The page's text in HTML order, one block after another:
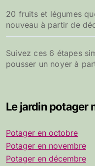
20 fruits et légumes
nouveau à partir de
Suivez ces 6 étapes
pousser un noyer à
Le jardin potager
Potager en octobre
Potager en novembre
Potager en décembre